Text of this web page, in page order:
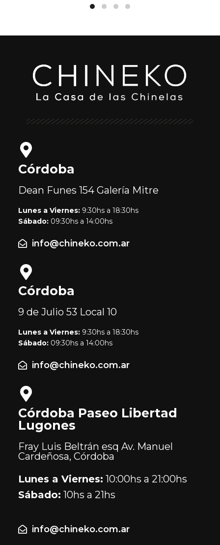
Córdoba
Dean Funes 154Galería Mitre
Lunes a Viernes: 9:30hs a 18:30hs
Sábado: 09:30hs a 14:00hs
info@chineko.com.ar
Córdoba
9 de Julio 53 Local 10
Lunes a Viernes: 9:30hs a 18:30hs
Sábado: 09:30hs a 14:00hs
info@chineko.com.ar
Córdoba Paseo Libertad
Lugones
Fray Luis Beltrán esq Av. Manuel
Cardeñosa, Córdoba
Lunes a Viernes: 10:00hs a 21:00hs
Sábado: 10hs a 21hs
info@chineko.com.ar